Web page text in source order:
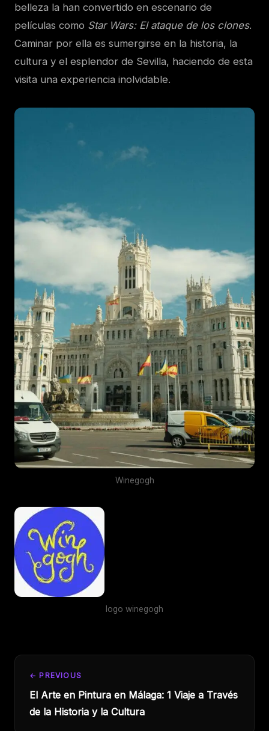
belleza la han convertido en escenario de
películas como Star Wars: El ataque de los clones.
Caminar por ella es sumergirse en la historia, la
cultura y el esplendor de Sevilla, haciendo de esta
visita una experiencia inolvidable.
Winegogh
logo winegogh
← PREVIOUS
El Arte en Pintura en Málaga: 1 Viaje a Través
de la Historia y la Cultura